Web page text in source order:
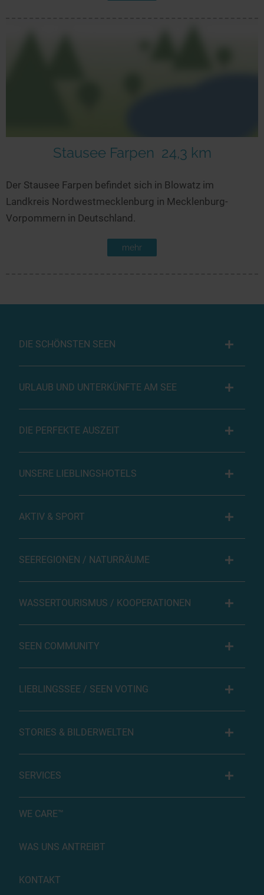
Stausee Farpen 24,3 km
Der Stausee Farpen befindet sich in Blowatz im
Landkreis Nordwestmecklenburg in Mecklenburg-
Vorpommern in Deutschland.
mehr
DIE SCHÖNSTEN SEEN
URLAUB UND UNTERKÜNFTE AM SEE
DIE PERFEKTE AUSZEIT
UNSERE LIEBLINGSHOTELS
AKTIV & SPORT
SEEREGIONEN / NATURRÄUME
WASSERTOURISMUS / KOOPERATIONEN
SEEN COMMUNITY
LIEBLINGSSEE / SEEN VOTING
STORIES & BILDERWELTEN
SERVICES
WE CARE™
WAS UNS ANTREIBT
KONTAKT